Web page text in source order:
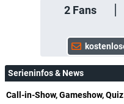
2Fans
Serieninfos & News
Call-in-Show, Gameshow, Quiz